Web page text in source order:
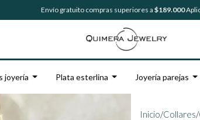
Envío gratuito compras superiores a $189.000
joyería Plata esterlina Joyería parejas
Inicio/Collares/